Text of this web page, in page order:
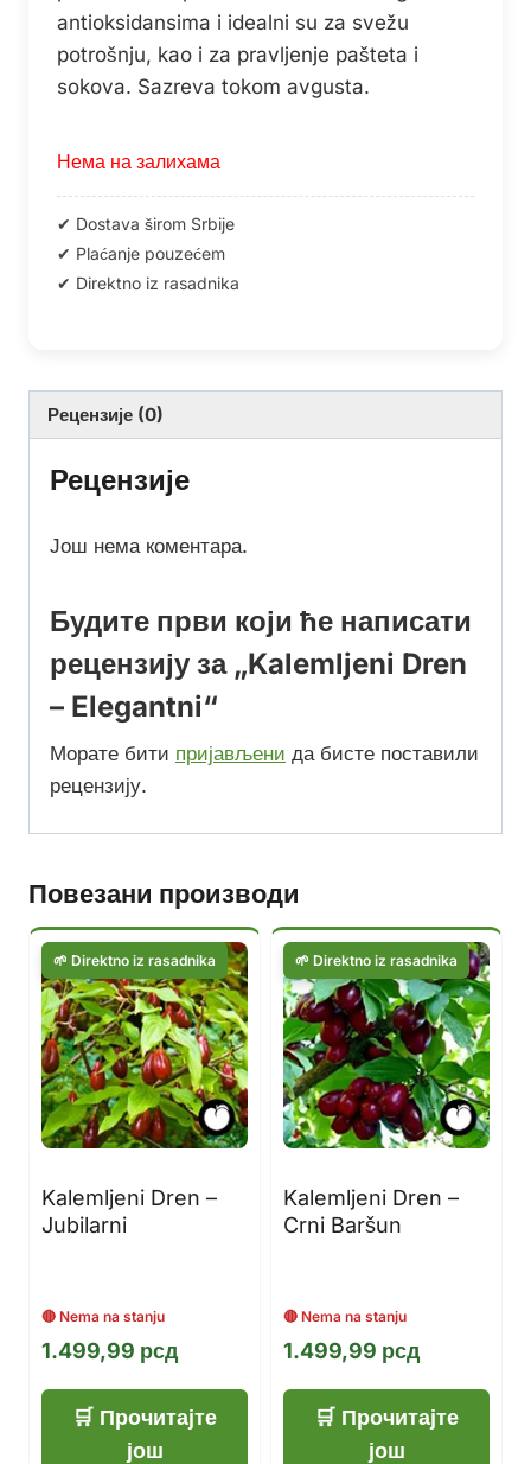
antioksidansima i idealni su za svežu
potrošnju, kao i za pravljenje pašteta i
sokova. Sazreva tokom avgusta.
Нема на залихама
Рецензије (0)
Рецензије
Још нема коментара.
Будите први који ће написати
рецензију за „Kalemljeni Dren
– Elegantni“
Морате бити пријављени да бисте поставили
рецензију.
Повезани производи
Kalemljeni Dren –
Jubilarni
1.499,99 рсд
Прочитајте
још
Kalemljeni Dren –
Crni Baršun
1.499,99 рсд
Прочитајте
још